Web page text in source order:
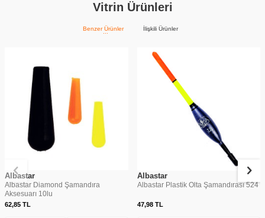
Vitrin Ürünleri
Benzer Ürünler İlişkili Ürünler
Albastar
Albastar Diamond Şamandıra
Aksesuarı 10lu
62,85 TL
Albastar
Albastar Plastik Olta Şamandırası 524
47,98TL